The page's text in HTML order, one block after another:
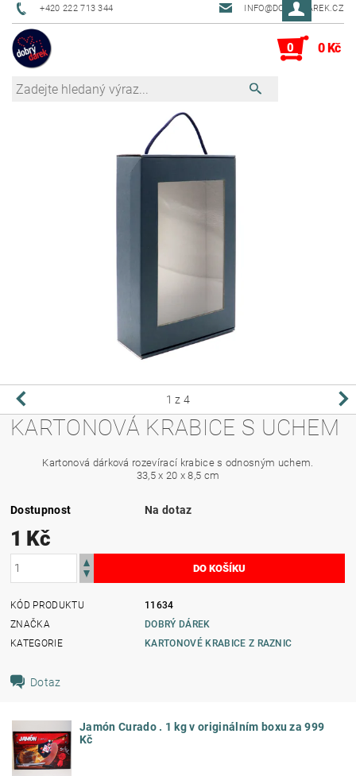
+420 222 713 344 INFO@DOBRYDAREK.CZ
0 0 Kč
1 z 4
KARTONOVÁ KRABICE S UCHEM
Kartonová dárková rozevírací krabice s odnosným uchem.
33,5 x 20 x 8,5 cm
Dostupnost Na dotaz
1 Kč
KÓD PRODUKTU
11634
ZNAČKA
DOBRÝ DÁREK
KATEGORIE
KARTONOVÉ KRABICE Z RAZNIC
Dotaz
Jamón Curado . 1 kg v originálním boxu za 999
Kč